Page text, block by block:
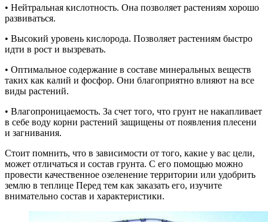
• Нейтральная кислотность. Она позволяет растениям хорошо
развиваться.
• Высокий уровень кислорода. Позволяет растениям быстро
идти в рост и вызревать.
• Оптимальное содержание в составе минеральных веществ
таких как калий и фосфор. Они благоприятно влияют на все
виды растений.
• Влагопроницаемость. За счет того, что грунт не накапливает
в себе воду корни растений защищены от появления плесени
и загнивания.
Стоит помнить, что в зависимости от того, какие у вас цели,
может отличаться и состав грунта. С его помощью можно
провести качественное озеленение территории или удобрить
землю в теплице Перед тем как заказать его, изучите
внимательно состав и характеристики.